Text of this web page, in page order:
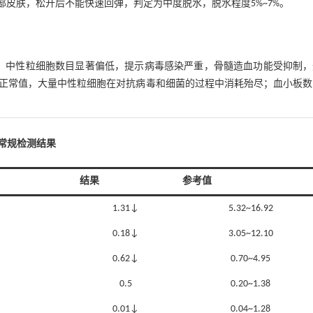
肤，松开后不能快速回弹，判定为中度脱水，脱水程度5%~7%。
中性粒细胞数目显著偏低，提示病毒感染严重，骨髓造血功能受抑制
值，大量中性粒细胞在对抗病毒和细菌的过程中消耗殆尽；血小板
规检测结果
结果 参考值
1.31↓ 5.32~16.92
0.18↓ 3.05~12.10
0.62↓ 0.70~4.95
0.5 0.20~1.38
0.01↓ 0.04~1.28